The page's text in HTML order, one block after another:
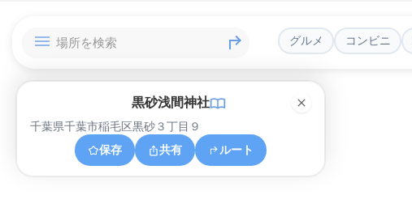
グルメ コンビニ
黒砂浅間神社
千葉県千葉市稲毛区黒砂３丁目９
保存
共有 ルート